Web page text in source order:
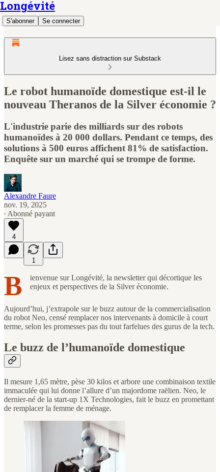
Longévité
S'abonner Se connecter
Lisez sans distraction sur Substack
Le robot humanoïde domestique est-il le
nouveau Theranos de la Silver économie ?
L'industrie parie des milliards sur des robots
humanoïdes à 20 000 dollars. Pendant ce temps, des
solutions à 500 euros affichent 81% de satisfaction.
Enquête sur un marché qui se trompe de forme.
Alexandre Faure
nov. 19, 2025
∙ Abonné payant
4
1
B
ienvenue sur Longévité, la newsletter qui décortique les
enjeux et perspectives de la Silver économie.
Aujourd’hui, j’extrapole sur le buzz autour de la commercialisation
du robot Neo, censé remplacer nos intervenants à domicile à court
terme, selon les promesses pas du tout farfelues des gurus de la tech.
Le buzz de l’humanoïde domestique
Il mesure 1,65 mètre, pèse 30 kilos et arbore une combinaison textile
immaculée qui lui donne l’allure d’un majordome raëlien. Neo, le
dernier-né de la start-up 1X Technologies, fait le buzz en promettant
de remplacer la femme de ménage.